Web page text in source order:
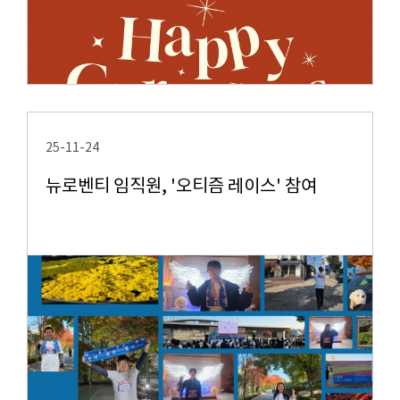
25-11-24
뉴로벤티 임직원, '오티즘 레이스' 참여